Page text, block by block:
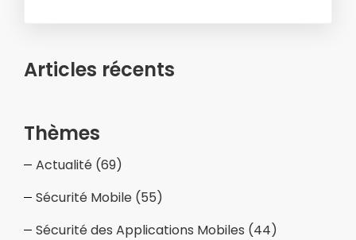
Articles récents
Thèmes
Actualité (69)
Sécurité Mobile (55)
Sécurité des Applications Mobiles (44)